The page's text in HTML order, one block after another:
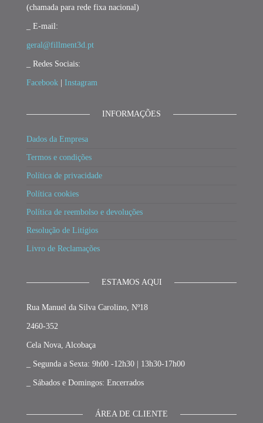
(chamada para rede fixa nacional)
_ E-mail:
geral@fillment3d.pt
_ Redes Sociais:
Facebook Instagram
INFORMAÇÕES
Dados da Empresa
Termos e condições
Política de privacidade
Política cookies
Política de reembolso e devoluções
Resolução de Litígios
Livro de Reclamações
ESTAMOS AQUI
Rua Manuel da Silva Carolino, Nº18
2460-352
Cela Nova, Alcobaça
_ Segunda a Sexta: 9h00 -12h30 | 13h30-17h00
_ Sábados e Domingos: Encerrados
ÁREA DE CLIENTE